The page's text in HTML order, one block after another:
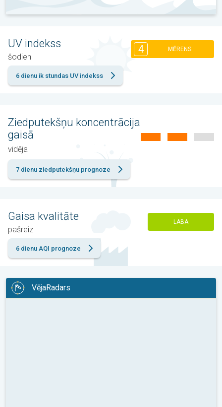
UV indekss
šodien
4 MĒRENS
6 dienu ik stundas UV indekss
Ziedputekšņu koncentrācija
gaisā
vidēja
7 dienu ziedputekšņu prognoze
Gaisa kvalitāte
pašreiz
LABA
6 dienu AQI prognoze
VējaRadars